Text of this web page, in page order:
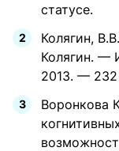
статусе.
Колягин,
Колягин.
2013. — 232
Воронкова